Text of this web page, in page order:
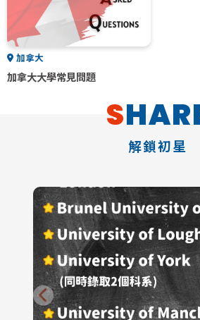
加拿大
加拿大大學常見問題
解鎖初星